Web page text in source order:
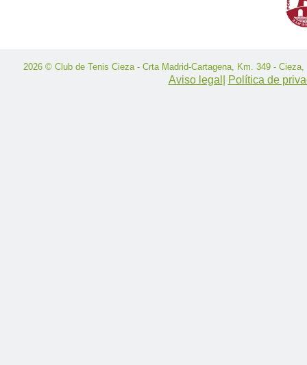
2026 © Club de Tenis Cieza - Crta Madrid-Cartagena, Km. 349 -
Aviso legal Política de